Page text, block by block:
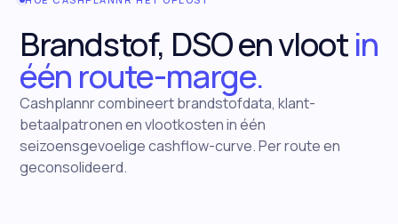
Brandstof, DSO en vlootin
één route-marge.
Cashplannr combineert brandstofdata, klant-
betaalpatronen en vlootkosten in één
seizoensgevoelige cashflow-curve. Per route en
geconsolideerd.